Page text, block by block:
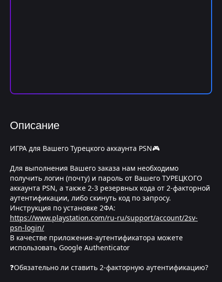
Описание
ИГРА для Вашего Турецкого аккаунта PSN🎮
Для выполнения Вашего заказа нам необходимо
получить логин (почту) и пароль от Вашего ТУРЕЦКОГО
аккаунта PSN, а также 2-3 резервных кода от 2-факторной
аутентификации, либо скинуть код по запросу.
Инструкция по установке 2ФА:
https://www.playstation.com/ru-ru/support/account/2sv-
psn-login/
В качестве приложения-аутентификатора можете
использовать Google Authenticator
❓Обязательно ли ставить 2-факторную аутентификацию?